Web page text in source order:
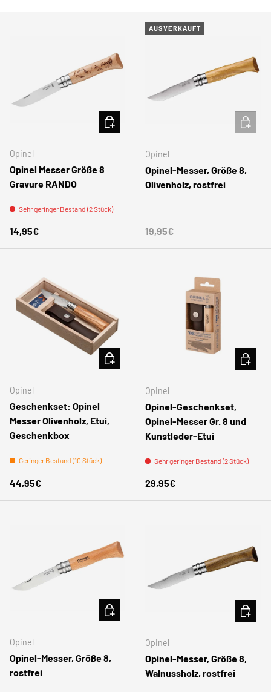
Opinel
Opinel Messer Größe 8
Gravure RANDO
Sehr geringer Bestand (2 Stück)
Normaler Preis
14,95€
IN DEN WARENKORB
AUSVERKAUFT
Opinel
Opinel-Messer, Größe 8,
Olivenholz, rostfrei
Normaler Preis
19,95€
IN DEN
Opinel
Geschenkset: Opinel
Messer Olivenholz, Etui,
Geschenkbox
Geringer Bestand (10 Stück)
Normaler Preis
44,95€
IN DEN WARENKORB
Opinel
Opinel-Geschenkset,
Opinel-Messer Gr. 8 und
Kunstleder-Etui
Sehr geringer Bestand (2 Stück)
Normaler Preis
29,95€
IN DEN
Opinel
Opinel-Messer, Größe 8,
rostfrei
IN DEN WARENKORB
Opinel
Opinel-Messer, Größe 8,
Walnussholz, rostfrei
IN DEN